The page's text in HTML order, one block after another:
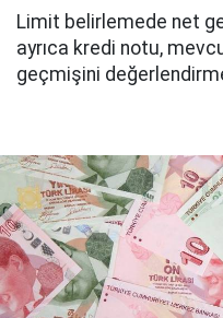
Limit belirlemede net
ayrıca kredi notu,
geçmişini